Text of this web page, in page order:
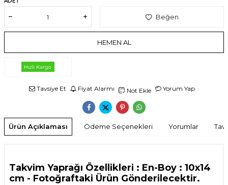
Beğen
HEMEN AL
Tavsiye Et Fiyat Alarmı Not Ekle Yorum Yap
Ürün Açıklaması Ödeme Seçenekleri Yorumlar
Takvim Yaprağı Özellikleri : En-Boy : 10x14
cm - Fotoğraftaki Ürün Gönderilecektir.